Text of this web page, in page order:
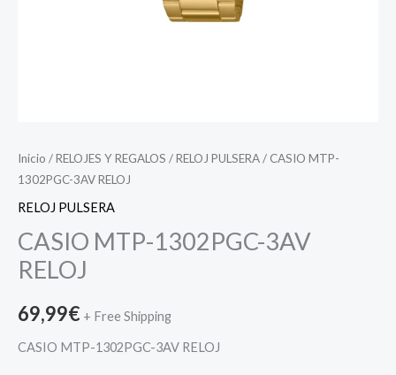
Inicio /RELOJES Y REGALOS /RELOJ PULSERA/ CASIO MTP-
1302PGC-3AV RELOJ
RELOJ PULSERA
CASIO MTP-1302PGC-3AV
RELOJ
69,99€ + Free Shipping
CASIO MTP-1302PGC-3AV RELOJ